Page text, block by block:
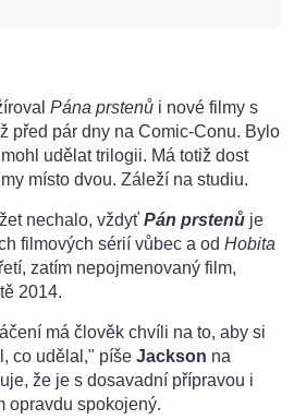
Pána prstenů i nové filmy s
před pár dny na Comic-Conu. Bylo
mohl udělat trilogii. Má totiž dost
místo dvou. Záleží na studiu.
nechalo, vždyť Pán prstenů je
filmových sérií vůbec a od Hobita
zatím nepojmenovaný film,
2014.
má člověk chvíli na to, aby si
co udělal," píše Jackson na
že je s dosavadní přípravou i
opravdu spokojený.